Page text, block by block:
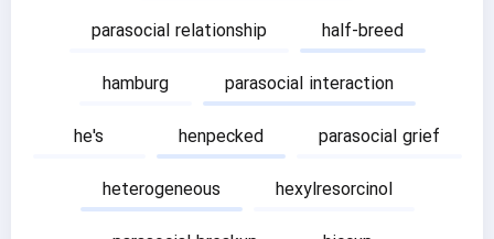
parasocial relationship
half-breed
hamburg
parasocial interaction
he's
henpecked
parasocial grief
heterogeneous
hexylresorcinol